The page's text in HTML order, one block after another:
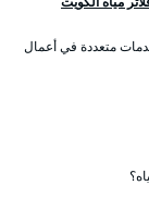
متعددة في أعمال